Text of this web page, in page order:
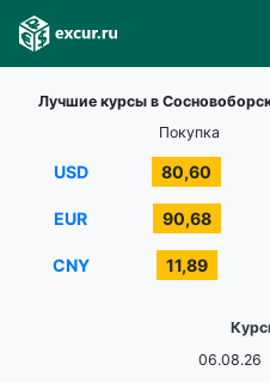
Лучшие курсы в
Покупка
USD 80,60
EUR 90,68
CNY 11,89
06.08.26